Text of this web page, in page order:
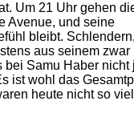
Um 21 Uhr gehen
Avenue, und seine
bleibt. Schlendern,
aus seinem zwar
bei Samu Haber nicht
ist wohl das
heute nicht so